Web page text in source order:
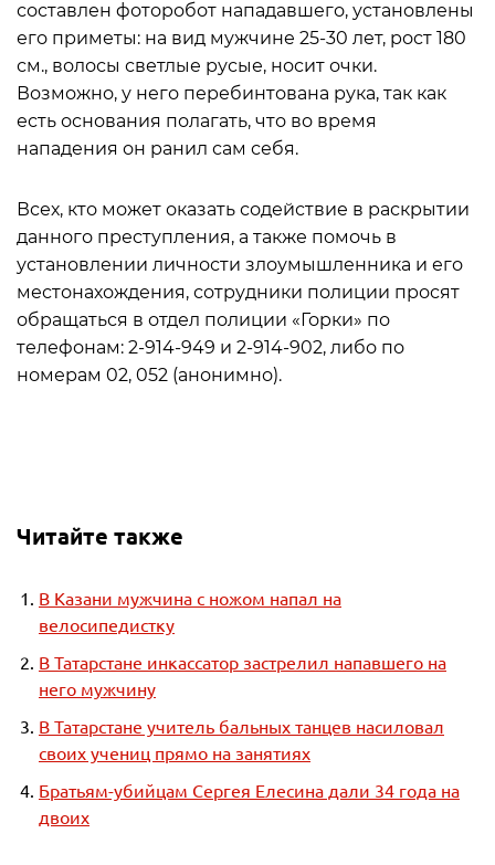
составлен фоторобот нападавшего, установлены
его приметы: на вид мужчине 25-30 лет, рост 180
см., волосы светлые русые, носит очки.
Возможно, у него перебинтована рука, так как
есть основания полагать, что во время
нападения он ранил сам себя.
Всех, кто может оказать содействие в раскрытии
данного преступления, а также помочь в
установлении личности злоумышленника и его
местонахождения, сотрудники полиции просят
обращаться в отдел полиции «Горки» по
телефонам: 2-914-949 и 2-914-902, либо по
номерам 02, 052 (анонимно).
Читайте также
В Казани мужчина с ножом напал на
велосипедистку
В Татарстане инкассатор застрелил напавшего на
него мужчину
В Татарстане учитель бальных танцев насиловал
своих учениц прямо на занятиях
Братьям-убийцам Сергея Елесина дали 34 года на
двоих